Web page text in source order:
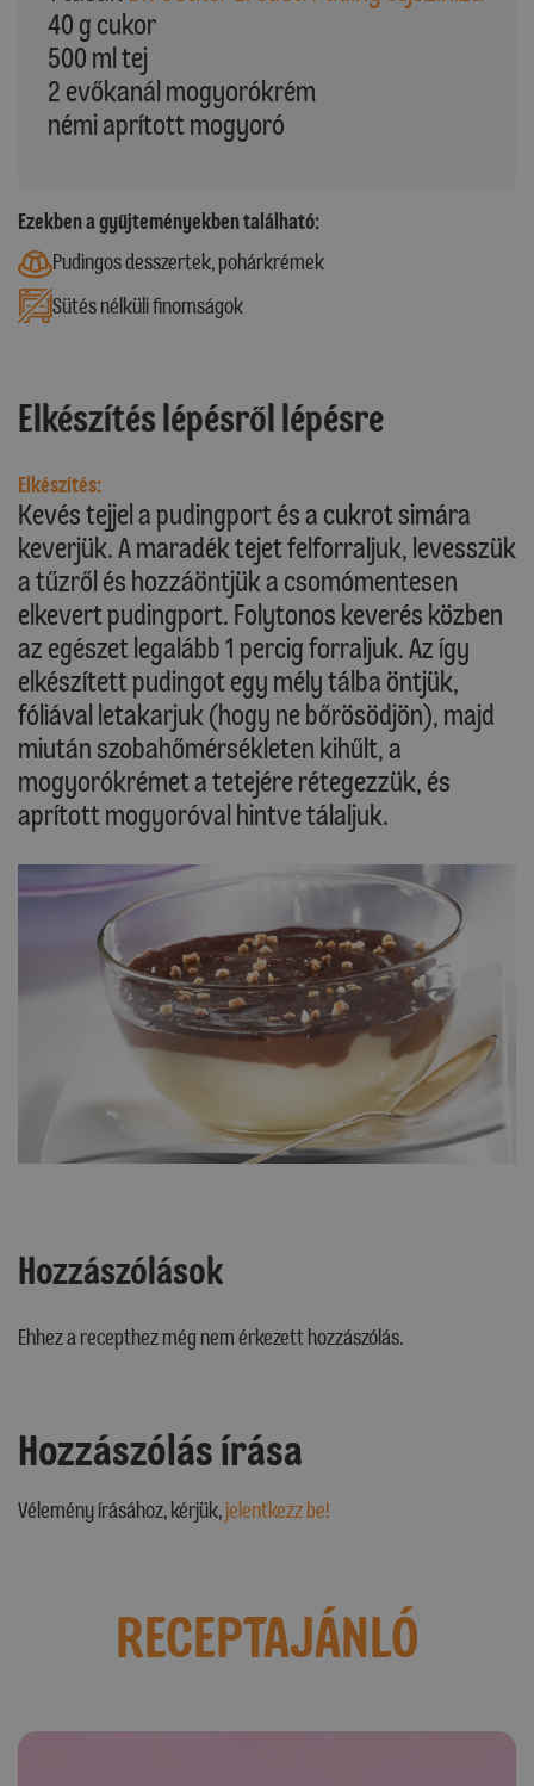
40 g cukor
500 ml tej
2 evőkanál mogyorókrém
némi aprított mogyoró
Ezekben a gyűjteményekben található:
Pudingos desszertek, pohárkrémek
Sütés nélküli finomságok
Elkészítés lépésről lépésre
Elkészítés:
Kevés tejjel a pudingport és a cukrot simára
keverjük. A maradék tejet felforraljuk, levesszük
a tűzről és hozzáöntjük a csomómentesen
elkevert pudingport. Folytonos keverés közben
az egészet legalább 1 percig forraljuk. Az így
elkészített pudingot egy mély tálba öntjük,
fóliával letakarjuk (hogy ne bőrösödjön), majd
miután szobahőmérsékleten kihűlt, a
mogyorókrémet a tetejére rétegezzük, és
aprított mogyoróval hintve tálaljuk.
Hozzászólások
Ehhez a recepthez még nem érkezett hozzászólás.
Hozzászólás írása
Vélemény írásához, kérjük,jelentkezz be!
RECEPTAJÁNLÓ